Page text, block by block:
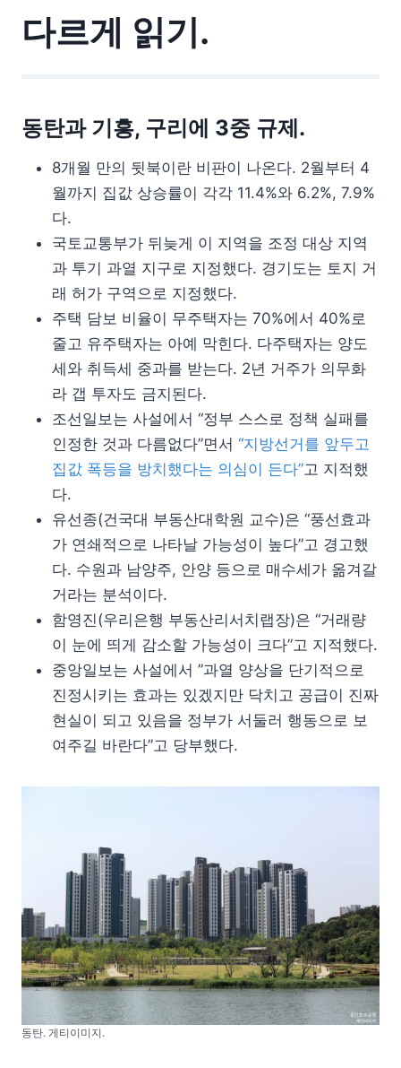
다르게 읽기.
동탄과 기흥, 구리에 3중 규제.
8개월 만의 뒷북이란 비판이 나온다. 2월부터 4
월까지 집값 상승률이 각각 11.4%와 6.2%, 7.9%
다.
국토교통부가 뒤늦게 이 지역을 조정 대상 지역
과 투기 과열 지구로 지정했다. 경기도는 토지 거
래 허가 구역으로 지정했다.
주택 담보 비율이 무주택자는 70%에서 40%로
줄고 유주택자는 아예 막힌다. 다주택자는 양도
세와 취득세 중과를 받는다. 2년 거주가 의무화
라 갭 투자도 금지된다.
조선일보는 사설에서 “정부 스스로 정책 실패를
인정한 것과 다름없다”면서 “지방선거를 앞두고
집값 폭등을 방치했다는 의심이 든다”고 지적했
다.
유선종(건국대 부동산대학원 교수)은 “풍선효과
가 연쇄적으로 나타날 가능성이 높다”고 경고했
다. 수원과 남양주, 안양 등으로 매수세가 옮겨갈
거라는 분석이다.
함영진(우리은행 부동산리서치랩장)은 “거래량
이 눈에 띄게 감소할 가능성이 크다”고 지적했다.
중앙일보는 사설에서 ”과열 양상을 단기적으로
진정시키는 효과는 있겠지만 닥치고 공급이 진짜
현실이 되고 있음을 정부가 서둘러 행동으로 보
여주길 바란다”고 당부했다.
동탄. 게티이미지.